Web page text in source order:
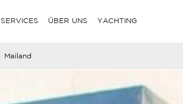
SERVICES ÜBER UNS YACHTING
Mailand